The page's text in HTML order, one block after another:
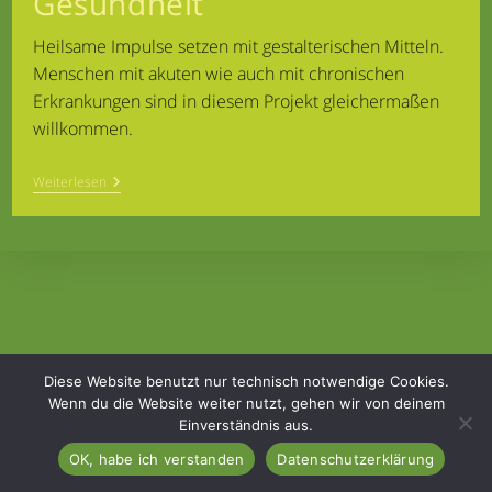
Heilsame Impulse setzen mit gestalterischen Mitteln.
Menschen mit akuten wie auch mit chronischen
Erkrankungen sind in diesem Projekt gleichermaßen
willkommen.
WeiterlesenKreative
Wege
Zur
Kontakt Impressum & Datenschutz
Copyright 2026 - Ellen Schlottner
Diese Website benutzt nur technisch notwendige Cookies.
Wenn du die Website weiter nutzt, gehen wir von deinem
Einverständnis aus.
OK, habe ich verstanden
Datenschutzerklärung